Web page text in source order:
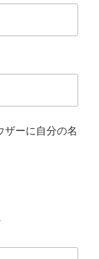
ザーに自分の名